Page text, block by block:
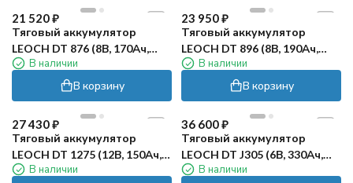
21 520₽
Тяговый аккумулятор
LEOCH DT 876 (8В, 170Ач,
WET)В наличии
В корзину
23 950₽
Тяговый аккумулятор
LEOCH DT 896 (8В, 190Ач,
WET)В наличии
В корзину
27 430₽
Тяговый аккумулятор
LEOCH DT 1275 (12В, 150Ач,
WET)В наличии
36 600₽
Тяговый аккумулятор
LEOCH DT J305 (6В, 330Ач,
WET)В наличии